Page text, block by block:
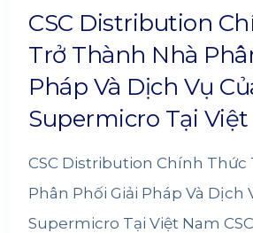
CSC Distribution
Trở Thành Nhà
Pháp Và Dịch Vụ
Supermicro Tại
CSC Distribution Chính Thức
Phân Phối Giải Pháp Và Dịch
Supermicro Tại Việt Nam